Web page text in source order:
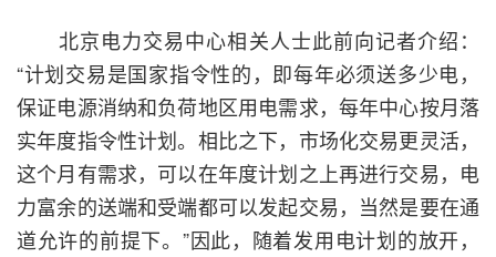
北京电力交易中心相关人士此前向记者介绍：
“计划交易是国家指令性的，即每年必须送多少电，
保证电源消纳和负荷地区用电需求，每年中心按月落
实年度指令性计划。相比之下，市场化交易更灵活，
这个月有需求，可以在年度计划之上再进行交易，电
力富余的送端和受端都可以发起交易，当然是要在通
道允许的前提下。”因此，随着发用电计划的放开，